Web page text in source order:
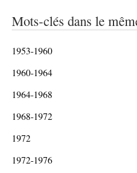
Mots-clés dans le
1953-1960
1960-1964
1964-1968
1968-1972
1972
1972-1976